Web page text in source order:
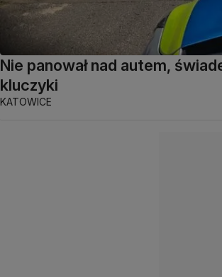
Nie panował nad autem,
kluczyki
KATOWICE